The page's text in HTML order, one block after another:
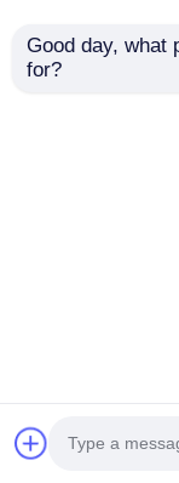
Good day, what
for?